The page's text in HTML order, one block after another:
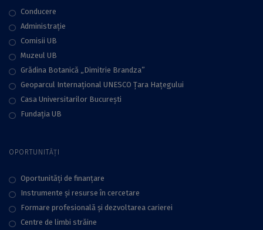
Conducere
Administraţie
Comisii UB
Muzeul UB
Grădina Botanică „Dimitrie Brandza”
Geoparcul Internațional UNESCO Țara Hațegului
Casa Universitarilor București
Fundaţia UB
OPORTUNITĂȚI
Oportunități de finanțare
Instrumente și resurse în cercetare
Formare profesională și dezvoltarea carierei
Centre de limbi străine